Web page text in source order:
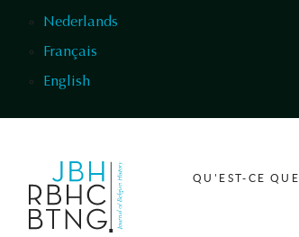
Nederlands
Français
English
QU'EST-CE